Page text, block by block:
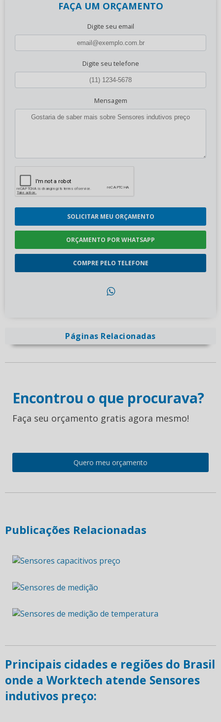
FAÇA UM ORÇAMENTO
Digite seu email
Digite seu telefone
Mensagem
SOLICITAR MEU ORÇAMENTO
ORÇAMENTO POR WHATSAPP
COMPRE PELO TELEFONE
Páginas Relacionadas
Encontrou o que procurava?
Faça seu orçamento gratis agora mesmo!
Quero meu orçamento
Publicações Relacionadas
Principais cidades e regiões do Brasil
onde a Worktech atende Sensores
indutivos preço: